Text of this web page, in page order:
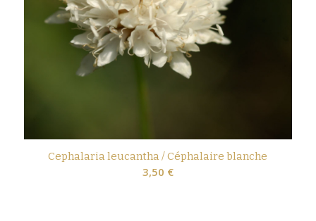
Cephalaria leucantha / Céphalaire blanche
3,50 €